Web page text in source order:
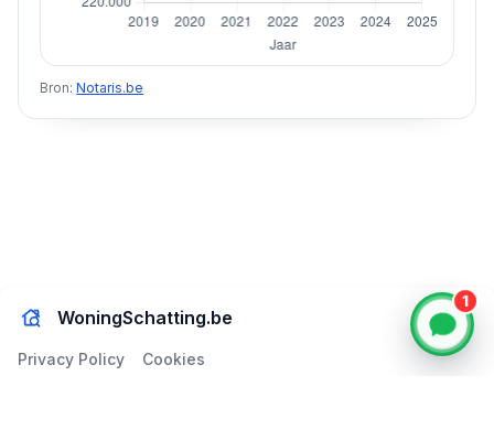
Bron:Notaris.be
WoningSchatting.be
Privacy Policy Cookies
1